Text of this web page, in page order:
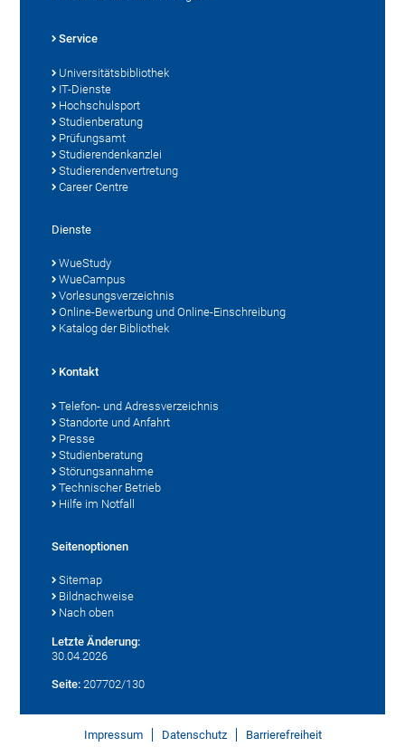
Service
Universitätsbibliothek
IT-Dienste
Hochschulsport
Studienberatung
Prüfungsamt
Studierendenkanzlei
Studierendenvertretung
Career Centre
Dienste
WueStudy
WueCampus
Vorlesungsverzeichnis
Online-Bewerbung und Online-Einschreibung
Katalog der Bibliothek
Kontakt
Telefon- und Adressverzeichnis
Standorte und Anfahrt
Presse
Studienberatung
Störungsannahme
Technischer Betrieb
Hilfe im Notfall
Seitenoptionen
Sitemap
Bildnachweise
Nach oben
Letzte Änderung:
30.04.2026
Seite: 207702/130
Impressum Datenschutz Barrierefreiheit